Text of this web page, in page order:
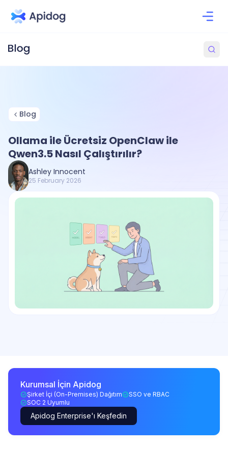
Blog
Ollama ile Ücretsiz OpenClaw ile
Qwen3.5 Nasıl Çalıştırılır?
Ashley Innocent
25 February 2026
Kurumsal İçin Apidog
Şirket İçi (On-Premises) Dağıtım
SSO ve RBAC
SOC 2 Uyumlu
Apidog Enterprise'ı Keşfedin